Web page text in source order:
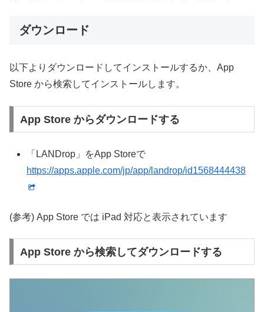
ダウンロード
以下よりダウンロードしてインストールするか、App
Store から検索してインストールします。
App Store からダウンロードする
「LANDrop」をApp Storeで
https://apps.apple.com/jp/app/landrop/id1568444438
(参考) App Store では iPad 対応と表示されています
App Store から検索してダウンロードする